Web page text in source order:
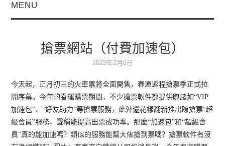
MENU
域名价格
阿里云已备案域名出售
搶票網站（付費加速包）
2023年2月6日
今天起，正月初三的火車票將全面開售，春運返程搶票季正式拉
開序幕。今年的春運購票期間，不少搶票軟件都提供瞭諸如“VIP
加速包”、“好友助力”等搶票服務，此外還花樣翻新推出瞭搶票“超
級會員”服務，聲稱能提高出票成功率。那麼“加速包”和“超級會
員”真的能加速嗎？類似的服務能幫大傢搶到票嗎？搶票軟件有沒